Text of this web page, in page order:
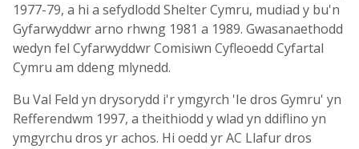
1977-79, a hi a sefydlodd Shelter Cymru, mudiad y bu'n
Gyfarwyddwr arno rhwng 1981 a 1989. Gwasanaethodd
wedyn fel Cyfarwyddwr Comisiwn Cyfleoedd Cyfartal
Cymru am ddeng mlynedd.
Bu Val Feld yn drysorydd i'r ymgyrch 'Ie dros Gymru' yn
Refferendwm 1997, a theithiodd y wlad yn ddiflino yn
ymgyrchu dros yr achos. Hi oedd yr AC Llafur dros